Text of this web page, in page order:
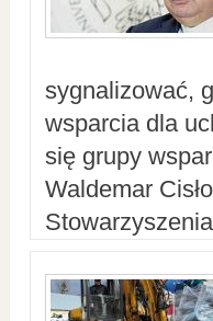
sygnalizować,
wsparcia dla
się grupy
Waldemar